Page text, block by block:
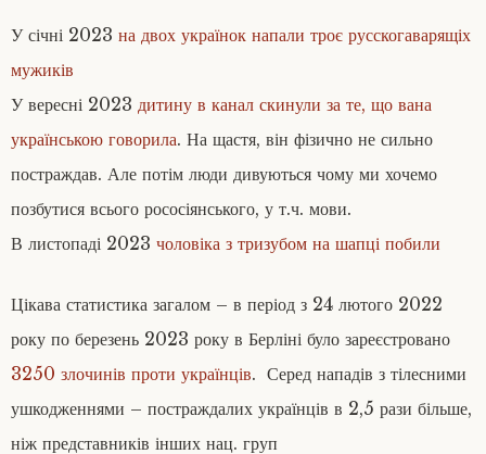
У січні 2023 на двох українок напали троє русскогаварящіх
мужиків
У вересні 2023 дитину в канал скинули за те, що вана
українською говорила. На щастя, він фізично не сильно
постраждав. Але потім люди дивуються чому ми хочемо
позбутися всього рососіянського, у т.ч. мови.
В листопаді 2023 чоловіка з тризубом на шапці побили
Цікава статистика загалом – в період з 24 лютого 2022
року по березень 2023 року в Берліні було зареєстровано
3250 злочинів проти українців. Серед нападів з тілесними
ушкодженнями – постраждалих українців в 2,5 рази більше,
ніж представників інших нац. груп